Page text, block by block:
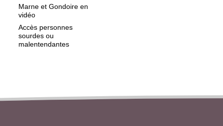
Marne et Gondoire en
vidéo
Accès personnes
sourdes ou
malentendantes